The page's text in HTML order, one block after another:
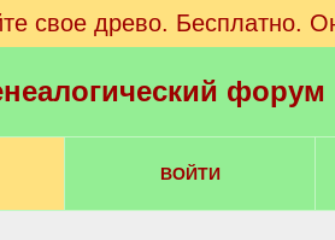
свое древо. Бесплатно.
ВОЙТИ